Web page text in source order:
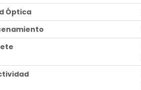
Óptica